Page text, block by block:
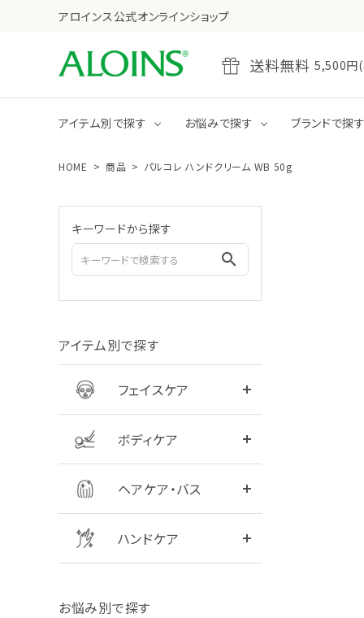
アロインス公式オンラインショップ
送料無料 5,500円(
アイテム別で探す
全商品をみる
クレンジング
ジェル
全商品をみる シャンプー
全商品をみる ハンドクリーム
お悩みで探す ブランドで探
HOME 商品 パルコレ ハンドクリーム WB 50g
キーワードから探す
search
アイテム別で探す
フェイスケア
ボディケア
ヘアケア・バス
ハンドケア
お悩み別で探す